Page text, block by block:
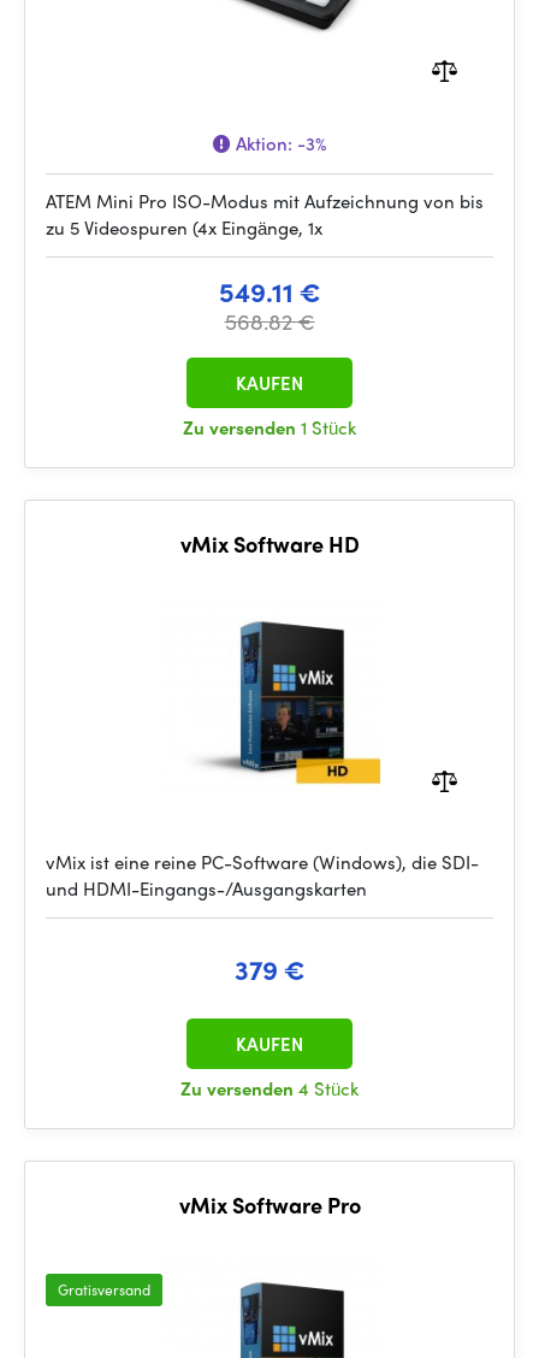
Aktion: -3%
ATEM Mini Pro ISO-Modus mit Aufzeichnung von bis
zu 5 Videospuren (4x Eingänge, 1x
549.11 €
568.82 €
Zu versenden 1 Stück
KAUFEN
vMix Software HD
vMix ist eine reine PC-Software (Windows), die SDI-
und HDMI-Eingangs-/Ausgangskarten
379 €
Zu versenden 4 Stück
KAUFEN
vMix Software Pro
Gratisversand